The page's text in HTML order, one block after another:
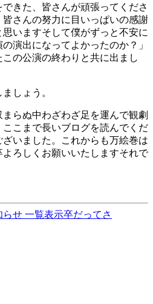
きた、皆さんが頑張ってくださ
さんの努力に目いっぱいの感謝
いますそして僕がずっと不安に
演出になってよかったのか？」
の公演の終わりと共に出まし
しょう。
らぬ中わざわざ足を運んで観劇
こまで長いブログを読んでくだ
いました。これからも万絵巻は
ろしくお願いいたしますそれで
らせ 一覧表示卒だってさ